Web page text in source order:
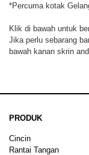
*Percuma kotak
Klik di bawah untuk
Jika perlu sebarang
bawah kanan skrin
PRODUK
Cincin
Rantai Tangan